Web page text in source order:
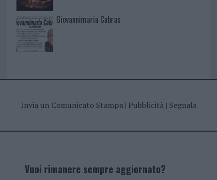
Giovannimaria Cabras
Invia un Comunicato Stampa| Pubblicità| Segnala
Vuoi rimanere sempre aggiornato?